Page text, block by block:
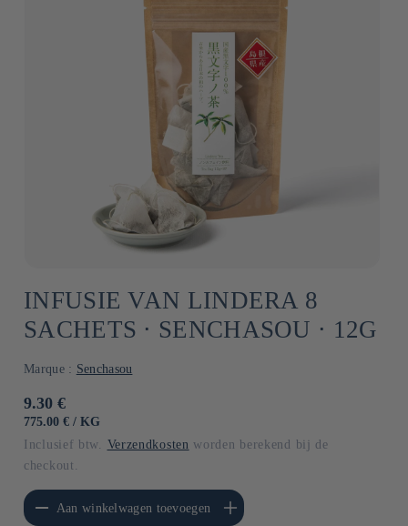
INFUSIE VAN LINDERA 8
SACHETS ⋅ SENCHASOU ⋅ 12G
Marque : Senchasou
Normale
prijs
9.30 €
EENHEIDSPRIJS
775.00 € / PER
KG
Inclusief btw. Verzendkosten worden berekend bij de
checkout.
voor Default
Title
Aan winkelwagen toevoegen
Aantal verhogen voor Default
Title